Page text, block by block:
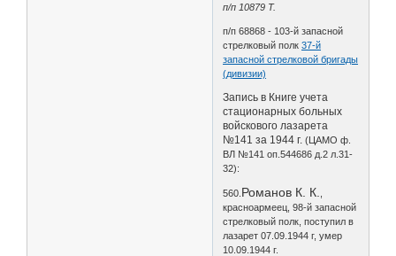
п/п 10879 Т.
п/п 68868 - 103-й запасной
стрелковый полк37-й
запасной стрелковой бригады
(дивизии)
Запись в Книге учета
стационарных больных
войскового лазарета
№141 за 1944 г. (ЦАМО ф.
ВЛ №141 оп.544686 д.2 л.31-
32):
560. Романов К. К.
красноармеец, 98-й запасной
стрелковый полк, поступил в
лазарет 07.09.1944 г, умер
10.09.1944 г.